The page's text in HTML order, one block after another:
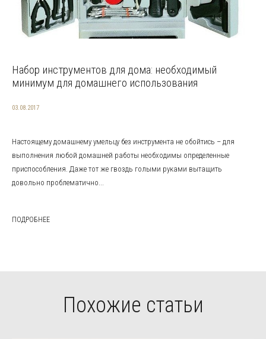
Набор инструментов для дома: необходимый
минимум для домашнего использования
03.08.2017
Настоящему домашнему умельцу без инструмента не обойтись – для
выполнения любой домашней работы необходимы определенные
приспособления. Даже тот же гвоздь голыми руками вытащить
довольно проблематично...
ПОДРОБНЕЕ
Похожие статьи